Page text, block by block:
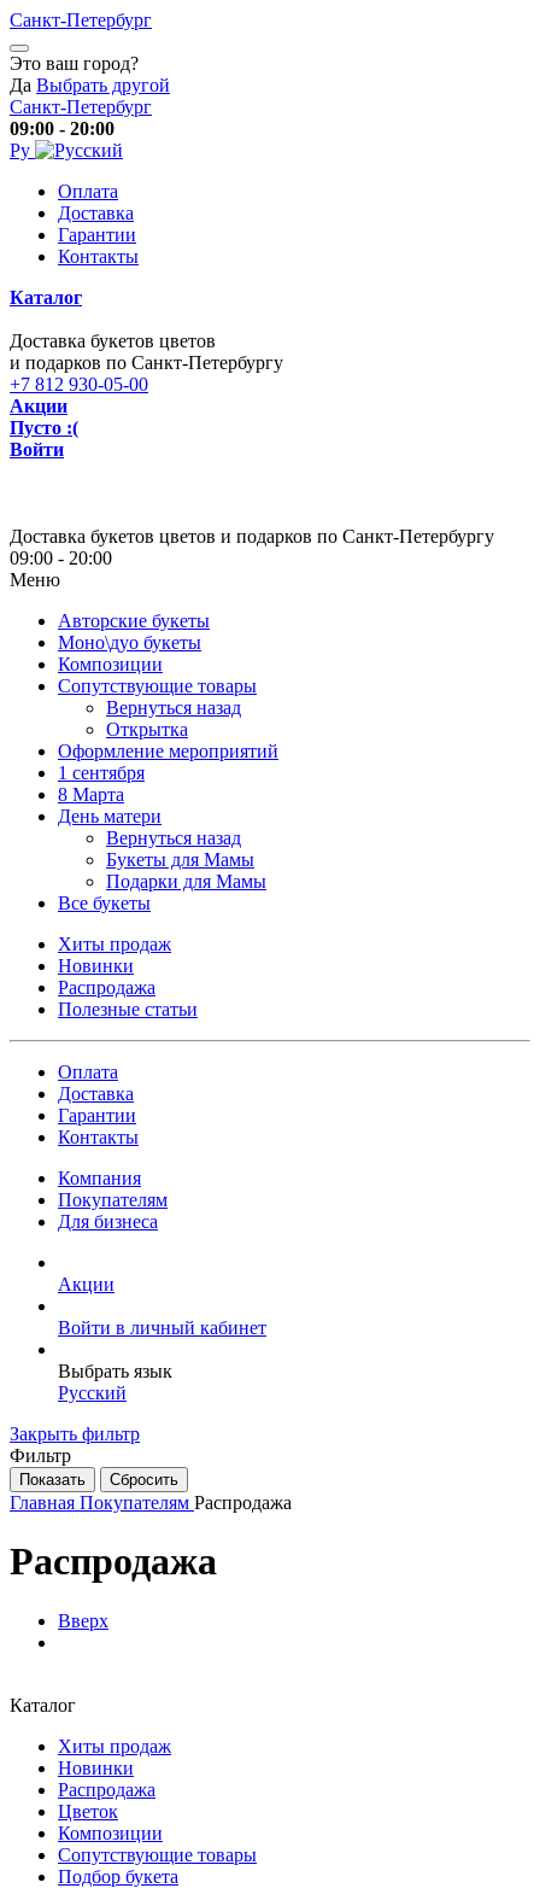
Санкт-Петербург
Это ваш город?
Да Выбрать другой
Санкт-Петербург
09:00 - 20:00
Ру
Оплата
Доставка
Гарантии
Контакты
Каталог
Доставка букетов цветов
и подарков по Санкт-Петербургу
+7 812 930-05-00
Акции
Пусто :(
Войти
Доставка букетов цветов и подарков по Санкт-Петербургу
09:00 - 20:00
Меню
Авторские букеты
Моно\дуо букеты
Композиции
Сопутствующие товары
Вернуться назад
Открытка
Оформление мероприятий
1 сентября
8 Марта
День матери
Вернуться назад
Букеты для Мамы
Подарки для Мамы
Все букеты
Хиты продаж
Новинки
Распродажа
Полезные статьи
Оплата
Доставка
Гарантии
Контакты
Компания
Покупателям
Для бизнеса
Акции
Войти в личный кабинет
Выбрать язык
Русский
Закрыть фильтр
Фильтр
Главная Покупателям Распродажа
Распродажа
Вверх
Каталог
Хиты продаж
Новинки
Распродажа
Цветок
Композиции
Сопутствующие товары
Подбор букета